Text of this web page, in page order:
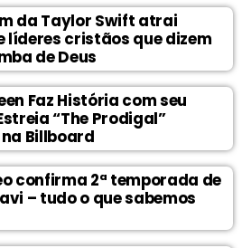
da Taylor Swift atrai
líderes cristãos que dizem
de Deus
Faz História com seu
“The Prodigal”
Billboard
confirma 2ª temporada de
– tudo o que sabemos